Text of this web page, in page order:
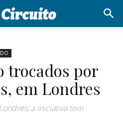
trocados por
em Londres
a iniciativa tem